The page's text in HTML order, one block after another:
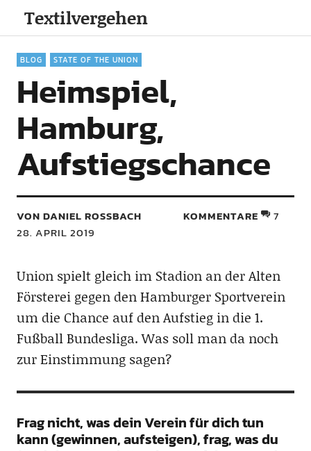
Textilvergehen
BLOG STATE OF THE UNION
Heimspiel,
Hamburg,
Aufstiegschance
VON DANIEL ROSSBACH
28. APRIL 2019
KOMMENTARE 7
Union spielt gleich im Stadion an der Alten
Försterei gegen den Hamburger Sportverein
um die Chance auf den Aufstieg in die 1.
Fußball Bundesliga. Was soll man da noch
zur Einstimmung sagen?
Frag nicht, was dein Verein für dich tun
kann (gewinnen, aufsteigen), frag, was du